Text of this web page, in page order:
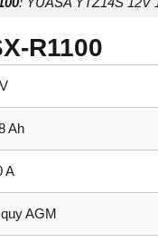
R1100
Ah
A
AGM